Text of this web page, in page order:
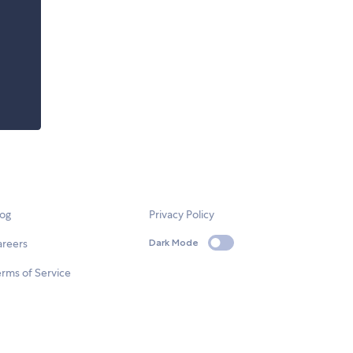
of Service
Privacy Policy
Dark Mode